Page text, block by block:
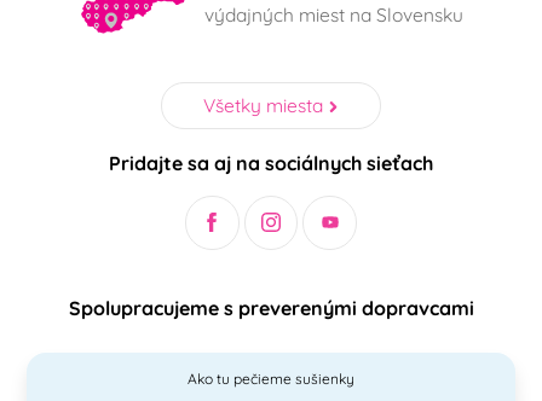
výdajných miest na Slovensku
Všetky miesta
Pridajte sa aj na sociálnych sieťach
Spolupracujeme s preverenými dopravcami
Ako tu pečieme sušienky